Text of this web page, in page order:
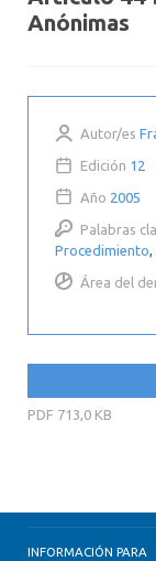
Anónimas
Autor/es
Edición 12
Año 2005
Palabras
Procedimiento
Área del
PDF 713,0 KB
INFORMACIÓN PARA